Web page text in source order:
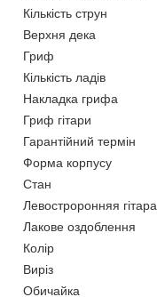
Кількість струн
Верхня дека
Гриф
Кількість ладів
Накладка грифа
Гриф гітари
Гарантійний термін
Форма корпусу
Стан
Левостроронняя гітара
Лакове оздоблення
Колір
Виріз
Обичайка